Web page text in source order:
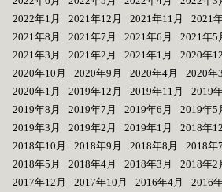
2022年1月
2021年12月 2021年11月 2021
2021年8月
2021年7月 2021年6月 2021年5
2021年3月
2021年2月 2021年1月 2020年
2020年10月
2020年9月 2020年4月 2020年
2020年1月
2019年12月 2019年11月 2019
2019年8月
2019年7月 2019年6月 2019年5
2019年3月
2019年2月 2019年1月 2018年
2018年10月
2018年9月 2018年8月 2018年
2018年5月
2018年4月 2018年3月 2018年2
2017年12月
2017年10月 2016年4月 2016